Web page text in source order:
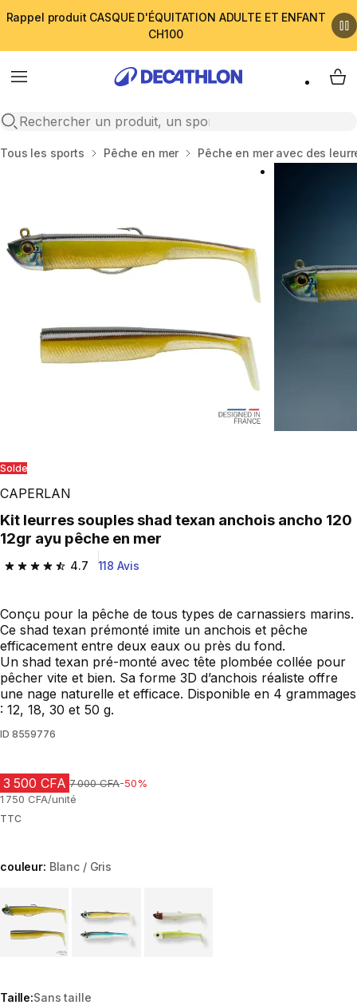
Rappel produit CASQUE D'ÉQUITATION ADULTE ET ENFANT
CH100
Menu
Open search
My
Accueil
Tous les sports Pêche en mer Pêche en mer avec des
Play Video
Solde
CAPERLAN
Kit leurres souples shad texan anchois ancho 120
12gr ayu pêche en mer
4.7
4.7 out of 5 stars from 118 reviews
118 Avis
Conçu pour la pêche de tous types de carnassiers marins.
Ce shad texan prémonté imite un anchois et pêche
efficacement entre deux eaux ou près du fond.
Un shad texan pré-monté avec tête plombée collée pour
pêcher vite et bien. Sa forme 3D d’anchois réaliste offre
une nage naturelle et efficace. Disponible en 4 grammages
: 12, 18, 30 et 50 g.
ID 8559776
3 500 CFA Prix avant réduction
7 000 CFA-50%
1 750 CFA/unité
TTC
couleur: Blanc / Gris
Taille:Sans taille